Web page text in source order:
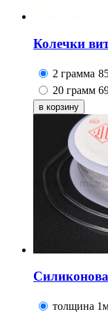
Колечки
2 грамма
20 грамм
толщина